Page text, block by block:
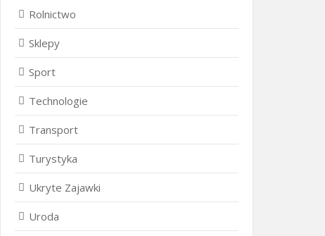
Rolnictwo
Sklepy
Sport
Technologie
Transport
Turystyka
Ukryte Zajawki
Uroda